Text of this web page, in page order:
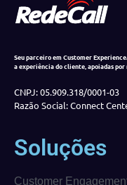
Seu parceiro em Customer
a experiência do cliente, apoiadas
CNPJ: 05.909.318/0001-03
Razão Social: Connect
Soluções
Customer